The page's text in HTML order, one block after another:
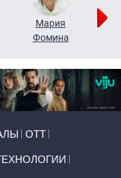
Мария
Фомина
ОТТ